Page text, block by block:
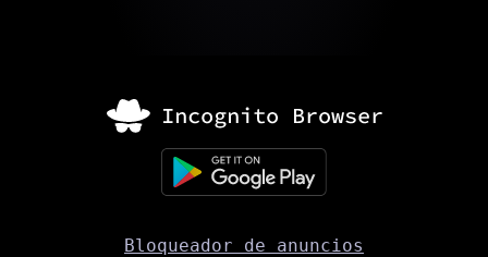
Bloqueador de anuncios